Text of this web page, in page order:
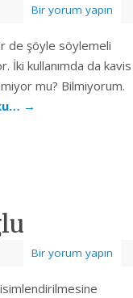
Bir yorum yapın
de şöyle söylemeli
İki kullanımda da kavis
mu? Bilmiyorum.
→
Bir yorum yapın
isimlendirilmesine